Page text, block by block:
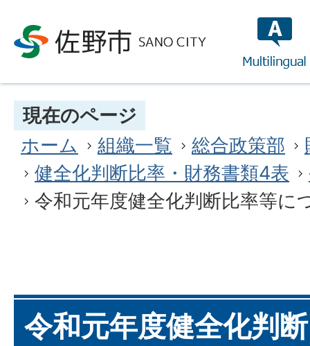
現在のページ
ホーム
組織一覧 総合政策部
健全化判断比率・財務書類4表
令和元年度健全化判断比率等に
令和元年度健全化判